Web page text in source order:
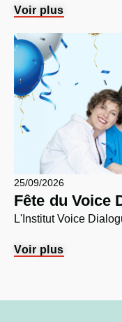
Voir plus
25/09/2026
Fête du Voice
L'Institut Voice
Voir plus